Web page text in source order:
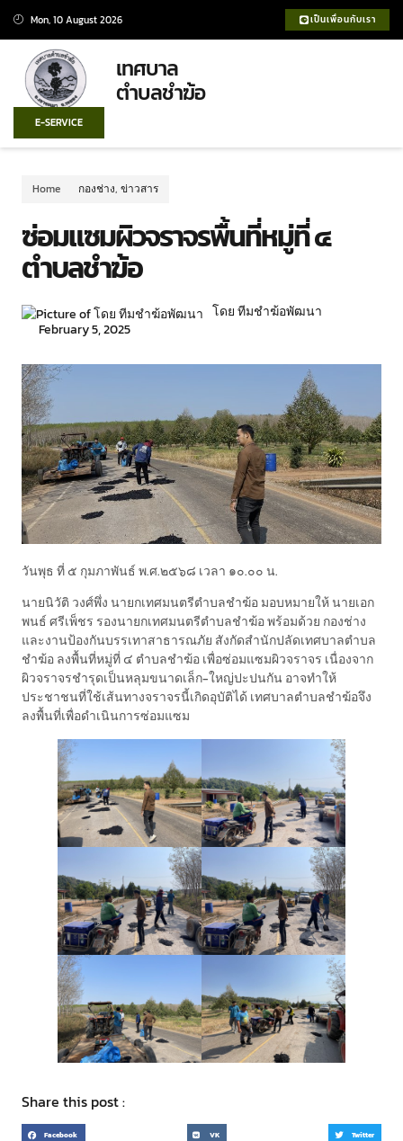
Mon, 10 August 2026 เป็นเพื่อนกับเรา
เทศบาล
ตำบลชำฆ้อ
E-SERVICE
Home กองช่าง, ข่าวสาร
ซ่อมแซมผิวจราจรพื้นที่หมู่ที่ ๔
ตำบลชำฆ้อ
โดย ทีมชำฆ้อพัฒนา
February 5, 2025
วันพุธ ที่ ๕ กุมภาพันธ์ พ.ศ.๒๕๖๘ เวลา ๑๐.๐๐ น.
นายนิวัติ วงศ์พึ่ง นายกเทศมนตรีตำบลชำฆ้อ มอบหมายให้ นายเอก
พนธ์ ศรีเพ็ชร รองนายกเทศมนตรีตำบลชำฆ้อ พร้อมด้วย กองช่าง
และงานป้องกันบรรเทาสาธารณภัย สังกัดสำนักปลัดเทศบาลตำบล
ชำฆ้อ ลงพื้นที่หมู่ที่ ๔ ตำบลชำฆ้อ เพื่อซ่อมแซมผิวจราจร เนื่องจาก
ผิวจราจรชำรุดเป็นหลุมขนาดเล็ก-ใหญ่ปะปนกัน อาจทำให้
ประชาชนที่ใช้เส้นทางจราจรนี้เกิดอุบัติได้ เทศบาลตำบลชำฆ้อจึง
ลงพื้นที่เพื่อดำเนินการซ่อมแซม
Share this post :
Facebook VK Twitter